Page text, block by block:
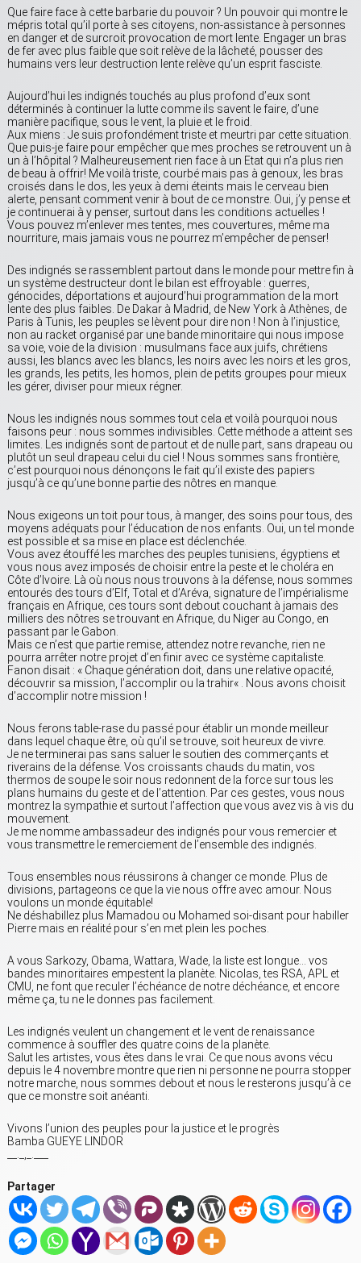
Que faire face à cette barbarie du pouvoir ? Un pouvoir qui montre le
mépris total qu’il porte à ses citoyens, non-assistance à personnes
en danger et de surcroit provocation de mort lente. Engager un bras
de fer avec plus faible que soit relève de la lâcheté, pousser des
humains vers leur destruction lente relève qu’un esprit fasciste.
Aujourd’hui les indignés touchés au plus profond d’eux sont
déterminés à continuer la lutte comme ils savent le faire, d’une
manière pacifique, sous le vent, la pluie et le froid.
Aux miens : Je suis profondément triste et meurtri par cette situation.
Que puis-je faire pour empêcher que mes proches se retrouvent un à
un à l’hôpital ? Malheureusement rien face à un Etat qui n’a plus rien
de beau à offrir! Me voilà triste, courbé mais pas à genoux, les bras
croisés dans le dos, les yeux à demi éteints mais le cerveau bien
alerte, pensant comment venir à bout de ce monstre. Oui, j’y pense et
je continuerai à y penser, surtout dans les conditions actuelles !
Vous pouvez m’enlever mes tentes, mes couvertures, même ma
nourriture, mais jamais vous ne pourrez m’empêcher de penser!
Des indignés se rassemblent partout dans le monde pour mettre fin à
un système destructeur dont le bilan est effroyable : guerres,
génocides, déportations et aujourd’hui programmation de la mort
lente des plus faibles. De Dakar à Madrid, de New York à Athènes, de
Paris à Tunis, les peuples se lèvent pour dire non ! Non à l’injustice,
non au racket organisé par une bande minoritaire qui nous impose
sa voie, voie de la division : musulmans face aux juifs, chrétiens
aussi, les blancs avec les blancs, les noirs avec les noirs et les gros,
les grands, les petits, les homos, plein de petits groupes pour mieux
les gérer, diviser pour mieux régner.
Nous les indignés nous sommes tout cela et voilà pourquoi nous
faisons peur : nous sommes indivisibles. Cette méthode a atteint ses
limites. Les indignés sont de partout et de nulle part, sans drapeau ou
plutôt un seul drapeau celui du ciel ! Nous sommes sans frontière,
c’est pourquoi nous dénonçons le fait qu’il existe des papiers
jusqu’à ce qu’une bonne partie des nôtres en manque.
Nous exigeons un toit pour tous, à manger, des soins pour tous, des
moyens adéquats pour l’éducation de nos enfants. Oui, un tel monde
est possible et sa mise en place est déclenchée.
Vous avez étouffé les marches des peuples tunisiens, égyptiens et
vous nous avez imposés de choisir entre la peste et le choléra en
Côte d’Ivoire. Là où nous nous trouvons à la défense, nous sommes
entourés des tours d’Elf, Total et d’Aréva, signature de l’impérialisme
français en Afrique, ces tours sont debout couchant à jamais des
milliers des nôtres se trouvant en Afrique, du Niger au Congo, en
passant par le Gabon.
Mais ce n’est que partie remise, attendez notre revanche, rien ne
pourra arrêter notre projet d’en finir avec ce système capitaliste.
Fanon disait : « Chaque génération doit, dans une relative opacité,
découvrir sa mission, l’accomplir ou la trahir« . Nous avons choisit
d’accomplir notre mission !
Nous ferons table-rase du passé pour établir un monde meilleur
dans lequel chaque être, où qu’il se trouve, soit heureux de vivre.
Je ne terminerai pas sans saluer le soutien des commerçants et
riverains de la défense. Vos croissants chauds du matin, vos
thermos de soupe le soir nous redonnent de la force sur tous les
plans humains du geste et de l’attention. Par ces gestes, vous nous
montrez la sympathie et surtout l’affection que vous avez vis à vis du
mouvement.
Je me nomme ambassadeur des indignés pour vous remercier et
vous transmettre le remerciement de l’ensemble des indignés.
Tous ensembles nous réussirons à changer ce monde. Plus de
divisions, partageons ce que la vie nous offre avec amour. Nous
voulons un monde équitable!
Ne déshabillez plus Mamadou ou Mohamed soi-disant pour habiller
Pierre mais en réalité pour s’en met plein les poches.
A vous Sarkozy, Obama, Wattara, Wade, la liste est longue… vos
bandes minoritaires empestent la planète. Nicolas, tes RSA, APL et
CMU, ne font que reculer l’échéance de notre déchéance, et encore
même ça, tu ne le donnes pas facilement.
Les indignés veulent un changement et le vent de renaissance
commence à souffler des quatre coins de la planète.
Salut les artistes, vous êtes dans le vrai. Ce que nous avons vécu
depuis le 4 novembre montre que rien ni personne ne pourra stopper
notre marche, nous sommes debout et nous le resterons jusqu’à ce
que ce monstre soit anéanti.
Vivons l’union des peuples pour la justice et le progrès
Bamba GUEYE LINDOR
Partager